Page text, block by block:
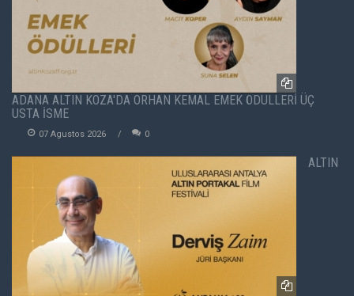
ADANA ALTIN KOZA'DA ORHAN KEMAL EMEK ÖDÜLLERİ ÜÇ
USTA İSME
07 Agustos 2026 0
ALTIN